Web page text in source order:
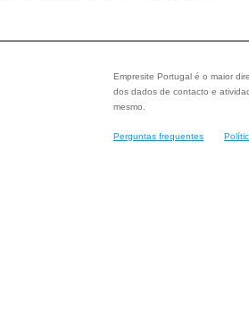
Empresite Portugal é o maior
dos dados de contacto e
mesmo.
Perguntas frequentes